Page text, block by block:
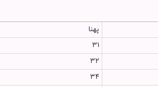
پهنا
۳۱
32
34